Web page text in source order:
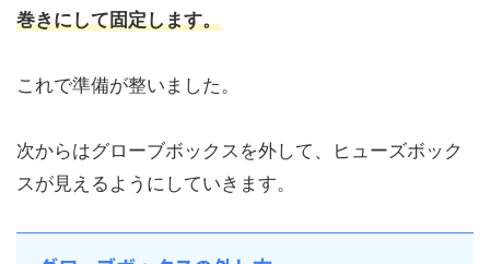
巻きにして固定します。
これで準備が整いました。
次からはグローブボックスを外して、ヒューズボック
スが見えるようにしていきます。